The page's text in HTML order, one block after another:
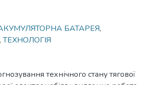
БАТАРЕЯ,
,ТЕХНОЛОГІЯ
технічного стану тягової